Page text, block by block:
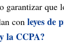
garantizar que
con leyes de
la CCPA?